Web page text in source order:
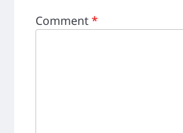
Comment*